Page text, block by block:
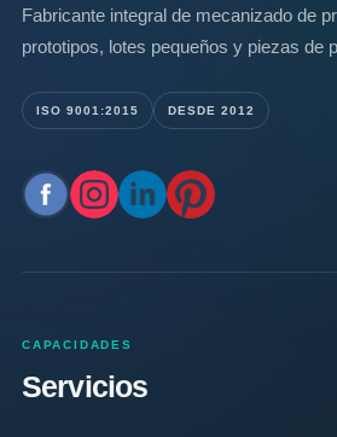
Fabricante integral de mecanizado de
prototipos, lotes pequeños y piezas de
ISO 9001:2015 DESDE 2012
CAPACIDADES
Servicios